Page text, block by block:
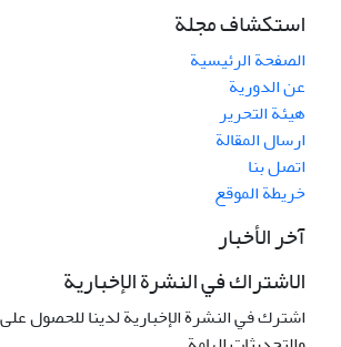
استكشاف مجلة
الصفحة الرئيسية
عن الدورية
هيئة التحرير
ارسال المقالة
اتصل بنا
خريطة الموقع
آخر الأخبار
الاشتراك في النشرة الإخبارية
اشترك في النشرة الإخبارية لدينا للحصول على